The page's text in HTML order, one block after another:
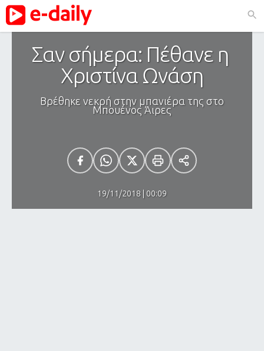
Σαν σήμερα: Πέθανε η
Χριστίνα Ωνάση
Βρέθηκε νεκρή στην μπανιέρα της στο
Μπουένος Άιρες
19/11/2018 | 00:09